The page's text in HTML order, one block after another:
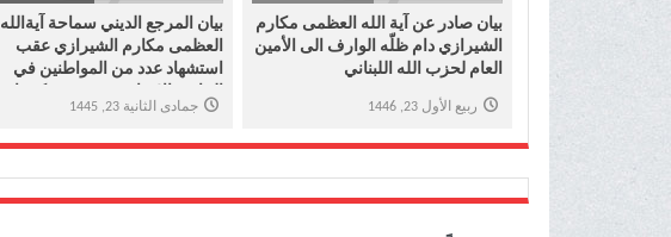
بیان صادر عن آية الله العظمى مكارم
الشيرازي دام ظلّه الوارف الی الأمين
العام لحزب الله اللبناني
ربيع الأول 23, 1446
بیان المرجع الدیني سماحة آیةالله
العظمی مکارم الشیرازي عقب
استشهاد عدد من المواطنین في
جمادى الثانية 23, 1445